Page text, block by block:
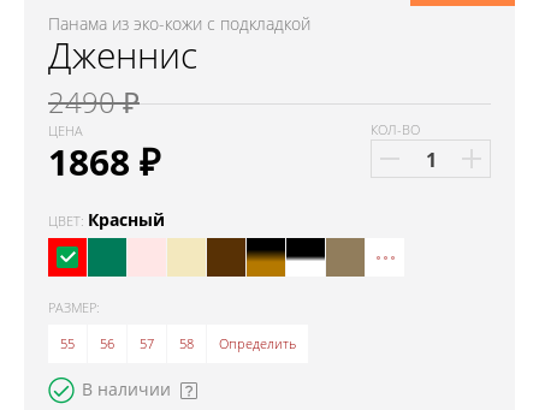
Панама из эко-кожи с подкладкой
Дженнис
2490 ₽
ЦЕНА
1868 ₽
КОЛ-ВО
ЦВЕТ: Красный
РАЗМЕР:
55
56 57 58 Определить
В наличии